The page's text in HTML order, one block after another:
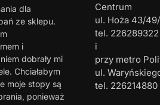
dla
ze sklepu.
i
dobrały mi
Chciałabym
moje stopy są
ponieważ
Centrum
ul. Hoża 43/
tel. 226289322
i
przy metro
ul.
tel. 226214880